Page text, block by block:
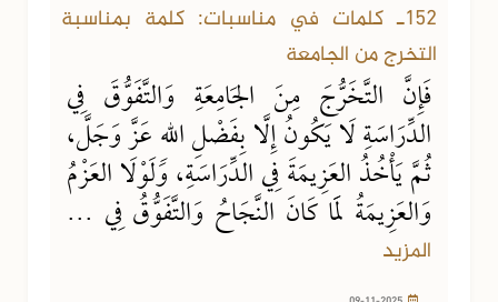
152ـ كلمات في مناسبات: كلمة بمناسبة
التخرج من الجامعة
فَإِنَّ التَّخَرُّجَ مِنَ الجَامِعَةِ وَالتَّفَوُّقَ فِي
الدِّرَاسَةِ لَا يَكُونُ إِلَّا بِفَضْلِ اللهِ عَزَّ وَجَلَّ،
ثُمَّ يَأْخُذُ العَزِيمَةَ فِي الدِّرَاسَةِ، وَلَوْلَا العَزْمُ
وَالعَزِيمَةُ لَمَا كَانَ النَّجَاحُ وَالتَّفَوُّقُ فِي ...
المزيد